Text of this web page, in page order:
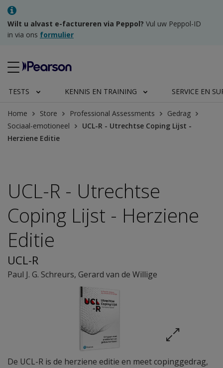
Wilt u alvast e-factureren via Peppol? Vul uw Peppol-ID
in via ons formulier
TESTS KENNIS EN TRAINING SERVICE EN
Home Store Professional Assessments
Gedrag
Sociaal-emotioneel
UCL-R - Utrechtse Coping Lijst -
Herziene Editie
De UCL-R is de herziene editie en meet copinggedrag,
UCL-R - Utrechtse
Coping Lijst - Herziene
Editie
UCL-R
Paul J. G. Schreurs, Gerard van de Willige